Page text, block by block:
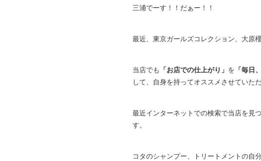
三浦でーす！！だぁー！！
最近、東京ガールズコレクション、大原
当店でも 「お店での仕上がり」 を 「毎日
して、自身を持ってオススメさせていた
最近インターネットでの検索で当店を見
す。
コタのシャンプー、トリートメントの自